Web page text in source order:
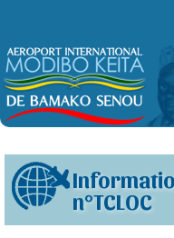
n°TCLOC